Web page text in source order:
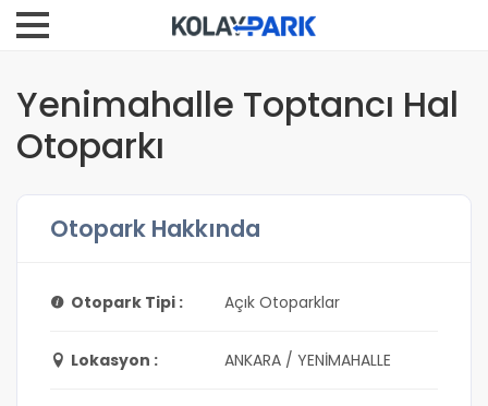
Yenimahalle Toptancı Hal
Otoparkı
Otopark Hakkında
Otopark Tipi : Açık Otoparklar
Lokasyon : ANKARA / YENİMAHALLE